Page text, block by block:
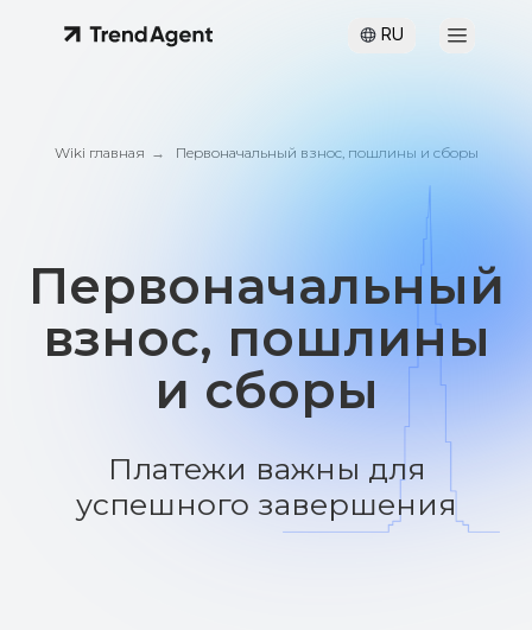
RU
Wiki главная → Первоначальный взнос, пошлины и сборы
и сборы
Платежи важны для
успешного завершения